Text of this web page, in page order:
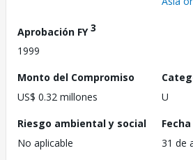
Aprobación FY3
1999
Monto del Compromiso
US$ 0.32 millones
U
Riesgo ambiental y social
No aplicable
31 de